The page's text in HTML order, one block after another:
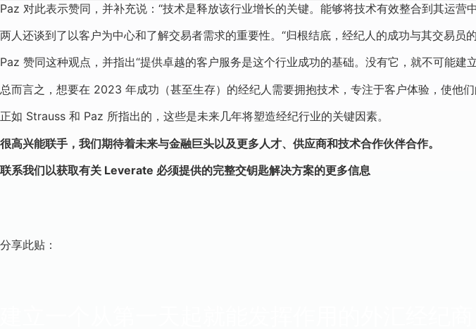
Paz 对此表示赞同，并补充说：“技术是释放该行业增长的关键。能够将技术有效整合到其运营
两人还谈到了以客户为中心和了解交易者需求的重要性。“归根结底，经纪人的成功与其交易
Paz 赞同这种观点，并指出“提供卓越的客户服务是这个行业成功的基础。没有它，就不可能建
总而言之，想要在 2023 年成功（甚至生存）的经纪人需要拥抱技术，专注于客户体验，使他
正如 Strauss 和 Paz 所指出的，这些是未来几年将塑造经纪行业的关键因素。
很高兴能联手，我们期待着未来与金融巨头以及更多人才、供应商和技术合作伙伴合作。
联系我们以获取有关 Leverate 必须提供的完整交钥匙解决方案的更多信息
分享此贴：